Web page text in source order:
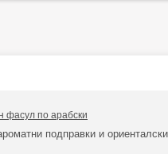
фасул по арабски
подправки и ориенталски